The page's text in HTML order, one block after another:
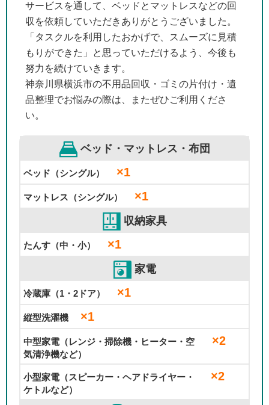
サービスを通して、ベッドとマットレスなどの回
収を依頼していただきありがとうございました。
「タスクルを利用したおかげで、スムーズに見積
もりができた」と思っていただけるよう、今後も
努力を続けていきます。
神奈川県横浜市の不用品回収・ゴミの片付け・遺
品整理でお悩みの際は、またぜひご利用くださ
い。
ベッド・マットレス・布団
ベッド（シングル） ×1
マットレス（シングル） ×1
収納家具
たんす（中・小） ×1
家電
冷蔵庫（1・2ドア） ×1
縦型洗濯機 ×1
中型家電（レンジ・掃除機・ヒーター・空
気清浄機など）
×2
小型家電（スピーカー・ヘアドライヤー・
ケトルなど）
×2